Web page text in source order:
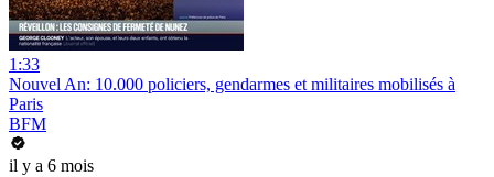
1:33
Nouvel An: 10.000 policiers, gendarmes et militaires mobilisés à
Paris
BFM
il y a 6 mois